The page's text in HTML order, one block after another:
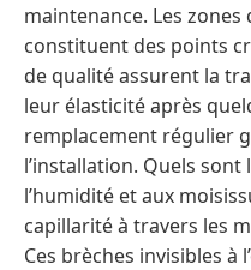
maintenance. Les
constituent des points
de qualité assurent la
leur élasticité après
remplacement régulier
l’installation. Quels sont
l’humidité et aux
capillarité à travers les
Ces brèches invisibles